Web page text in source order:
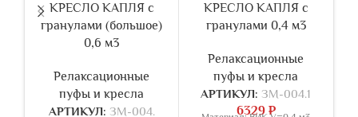
КРЕСЛО КАПЛЯ с
гранулами (большое)
0,6 м3
Релаксационные
пуфы и кресла
АРТИКУЛ: ЗМ-004.
КРЕСЛО КАПЛЯ с
гранулами 0,4 м3
Релаксационные
пуфы и кресла
АРТИКУЛ: ЗМ-004.1
6329₽